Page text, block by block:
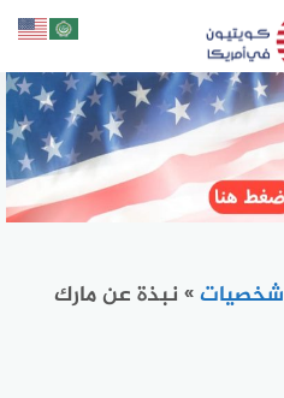
شخصيات» نبذة عن مارك